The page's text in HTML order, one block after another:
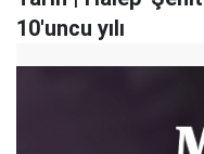
10'uncu yılı